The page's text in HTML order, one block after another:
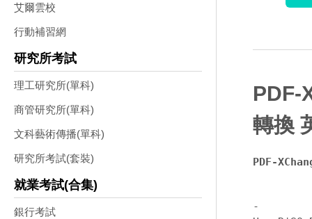
艾爾雲校
行動補習網
研究所考試
理工研究所(單科)
商管研究所(單科)
文科藝術傳播(單科)
研究所考試(套裝)
就業考試(合集)
銀行考試
PDF-
轉換
PDF-
-